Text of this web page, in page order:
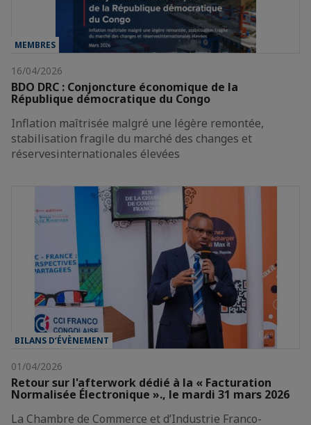
MEMBRES
16/04/2026
BDO DRC : Conjoncture économique de la
République démocratique du Congo
Inflation maîtrisée malgré une légère remontée,
stabilisation fragile du marché des changes et
réservesinternationales élevées
BILANS D’ÉVÈNEMENT
01/04/2026
Retour sur l'afterwork dédié à la « Facturation
Normalisée Électronique »., le mardi 31 mars 2026
La Chambre de Commerce et d’Industrie Franco-